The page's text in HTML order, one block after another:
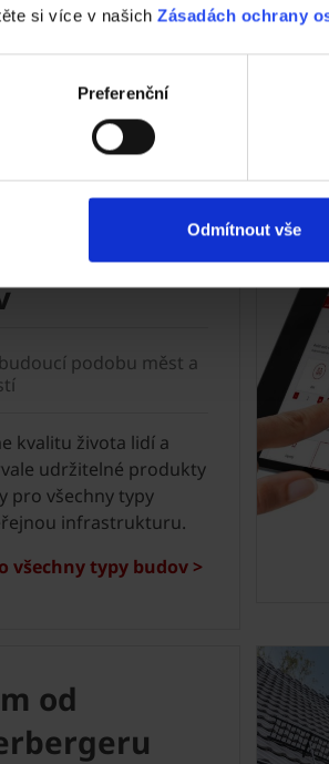
si více v našich Zásadách ochrany
Preferenční
Odmítnout vše
na stavební
typy
podobu měst a
kvalitu života lidí a
udržitelné produkty
pro všechny typy
infrastrukturu.
všechny typy budov >
od